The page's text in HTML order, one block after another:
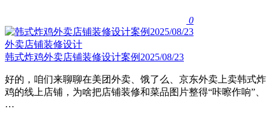
0
外卖店铺装修设计
韩式炸鸡外卖店铺装修设计案例2025/08/23
好的，咱们来聊聊在美团外卖、饿了么、京东外卖上卖韩式炸
鸡的线上店铺，为啥把店铺装修和菜品图片整得“咔嚓作响”、
…